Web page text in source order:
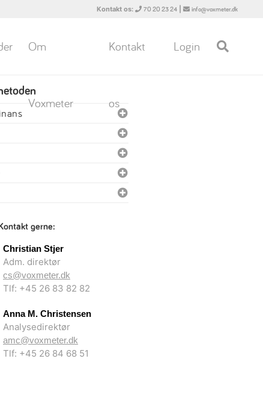
Kontakt os: 70 20 23 24 | info@voxmeter.dk
Om
Voxmeter
Kontakt
os
Login
gerne:
Christian Stjer
Adm. direktør
cs@voxmeter.dk
Tlf: +45 26 83 82 82
Anna M. Christensen
Analysedirektør
amc@voxmeter.dk
Tlf: +45 26 84 68 51